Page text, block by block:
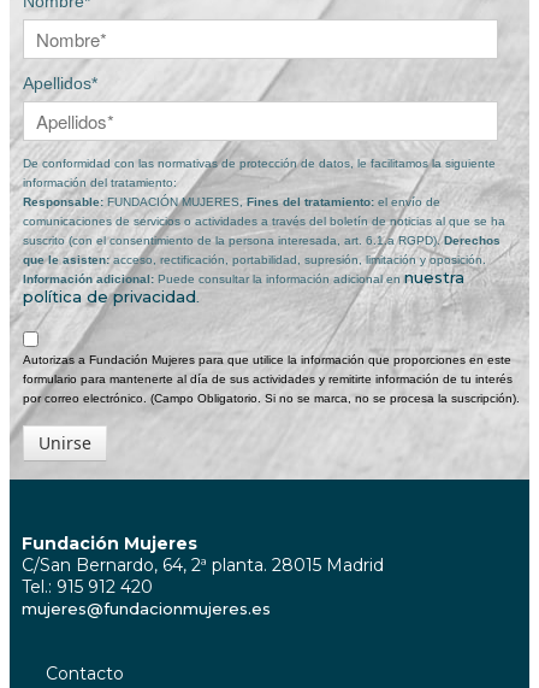
Apellidos*
De conformidad con las normativas de protección de datos, le facilitamos la siguiente
información del tratamiento:
Responsable: FUNDACIÓN MUJERES, Fines del tratamiento: el envío de
comunicaciones de servicios o actividades a través del boletín de noticias al que se ha
suscrito (con el consentimiento de la persona interesada, art. 6.1.a RGPD). Derechos
que le asisten:acceso, rectificación, portabilidad, supresión, limitación y oposición.
Información adicional: Puede consultar la información adicional en nuestra
política de privacidad.
Autorizas a Fundación Mujeres para que utilice la información que proporciones en este
formulario para mantenerte al día de sus actividades y remitirte información de tu interés
por correo electrónico. (Campo Obligatorio. Si no se marca, no se procesa la suscripción).
Unirse
Fundación Mujeres
C/San Bernardo, 64, 2ª planta. 28015 Madrid
Tel.: 915 912 420
mujeres@fundacionmujeres.es
Contacto